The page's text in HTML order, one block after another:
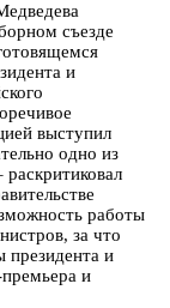
съезде
и
выступил
одно из
работы
за что
президента и
премьера и